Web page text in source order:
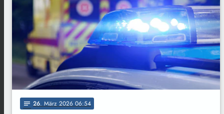
notes 26. März 2026 06:54